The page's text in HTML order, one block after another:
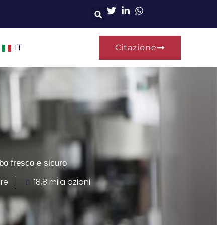
IT Citazione
fresco e sicuro
18,8 mila azioni